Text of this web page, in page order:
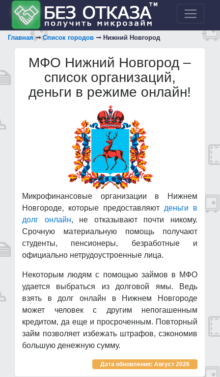
Главная Список городов Нижний Новгород
МФО Нижний Новгород –
список организаций,
деньги в режиме онлайн!
Микрофинансовые организации в Нижнем
Новгороде, которые предоставляют деньги в
долг онлайн, не отказывают почти никому.
Срочную материальную помощь получают
студенты, пенсионеры, безработные и
официально нетрудоустроенные лица.
Некоторым людям с помощью займов в МФО
удается выбраться из долговой ямы. Ведь
взять в долг онлайн в Нижнем Новгороде
может человек с другим непогашенным
кредитом, да еще и просроченным. Повторный
займ позволяет избежать штрафов, сэкономив
большую денежную сумму.
Дата обновления: Август 2026